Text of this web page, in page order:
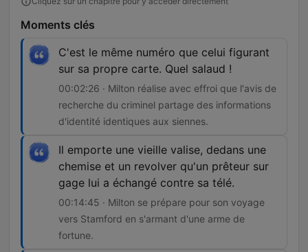
Moments clés
C'est le même numéro que celui figurant
sur sa propre carte. Quel salaud !
00:02:26 · Milton réalise avec effroi que l'avis de
recherche du criminel partage des informations
d'identité identiques aux siennes.
Il emporte une vieille valise, dedans une
chemise et un revolver qu'un prêteur sur
gage lui a échangé contre sa télé.
00:14:45 · Milton se prépare pour son voyage
vers Stamford en s'armant d'une arme de
fortune.